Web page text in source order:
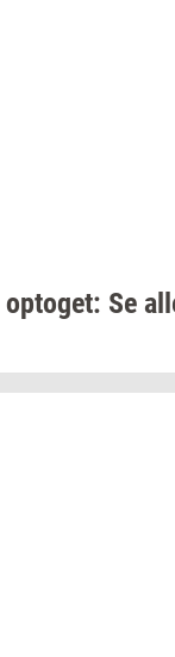
op­to­get: Se